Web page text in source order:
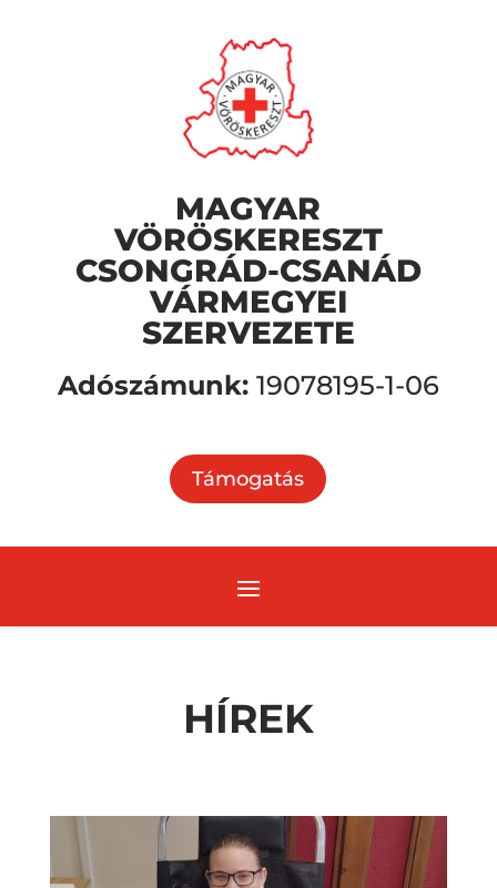
MAGYAR
VÖRÖSKERESZT
CSONGRÁD-CSANÁD
VÁRMEGYEI
SZERVEZETE
Adószámunk: 19078195-1-06
Támogatás
HÍREK